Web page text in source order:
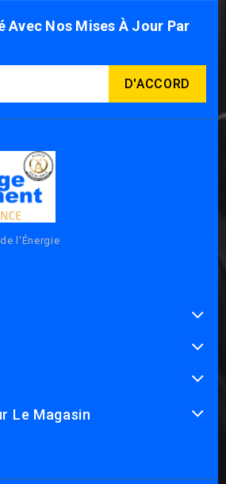
Avec Nos Mises À Jour Par
l'Énergie
Le Magasin